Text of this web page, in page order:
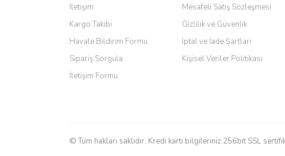
Ürün açıklamasında eksik bilgiler bulunuyor.
Ürün bilgilerinde hatalar bulunuyor.
Ürün fiyatı diğer sitelerden daha pahalı.
Bu ürüne benzer farklı alternatifler olmalı.
İletişim
Kargo Takibi
Havale Bildirim Formu
Sipariş Sorgula
İletişim Formu
Mesafeli Satış Sözleşmesi
Gizlilik ve Güvenlik
İptal ve İade Şartları
Kişisel Veriler Politikası
© Tüm hakları saklıdır. Kredi kartı bilgileriniz 256bit SSL